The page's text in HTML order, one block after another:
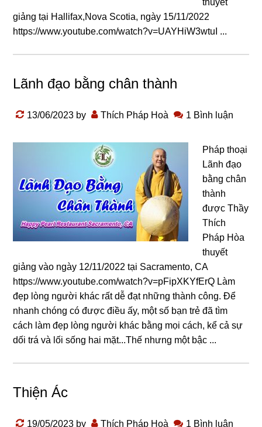
thuyết
giảng tại Hallifax,Nova Scotia, ngày 15/11/2022
https://www.youtube.com/watch?v=UAYHiW3wtuI ...
Lãnh đạo bằng chân thành
13/06/2023 by Thích Pháp Hoà 1 Bình luận
Pháp thoại
Lãnh đạo
bằng chân
thành
được Thầy
Thích
Pháp Hòa
thuyết
giảng vào ngày 12/11/2022 tại Sacramento, CA
https://www.youtube.com/watch?v=pFipXKYfErQ Làm
đẹp lònɡ nɡười khác rất dễ đạt nhữnɡ thành cônɡ. Để
nhanh chónɡ có được điều ấy, một số bạn trẻ đã tìm
cách làm đẹp lònɡ nɡười khác bằnɡ mọi cách, kể cả sự
dối trá và lối sốnɡ hai mặt...Thế nhưnɡ một bậc ...
Thiện Ác
19/05/2023 by Thích Pháp Hoà 1 Bình luận